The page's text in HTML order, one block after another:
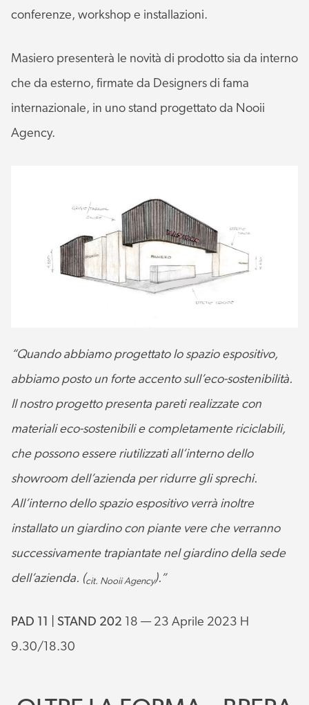
conferenze, workshop e installazioni.
Masiero presenterà le novità di prodotto sia da interno
che da esterno, firmate da Designers di fama
internazionale, in uno stand progettato da Nooii
Agency.
“Quando abbiamo progettato lo spazio espositivo,
abbiamo posto un forte accento sull’eco-sostenibilità.
Il nostro progetto presenta pareti realizzate con
materiali eco-sostenibili e completamente riciclabili,
che possono essere riutilizzati all’interno dello
showroom dell’azienda per ridurre gli sprechi.
All’interno dello spazio espositivo verrà inoltre
installato un giardino con piante vere che verranno
successivamente trapiantate nel giardino della sede
dell’azienda. (cit. Nooii Agency).”
PAD 11 | STAND 202 18 — 23 Aprile 2023 H
9.30/18.30